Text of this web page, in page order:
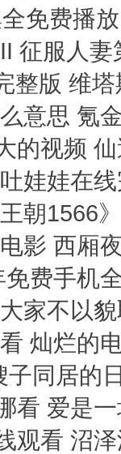
免费播
征服人
整版 维
意思 氪
的视频
娃娃在
朝1566
影 西厢
费手机
家不以
灿烂的
同居的
看 爱是
观看 沼